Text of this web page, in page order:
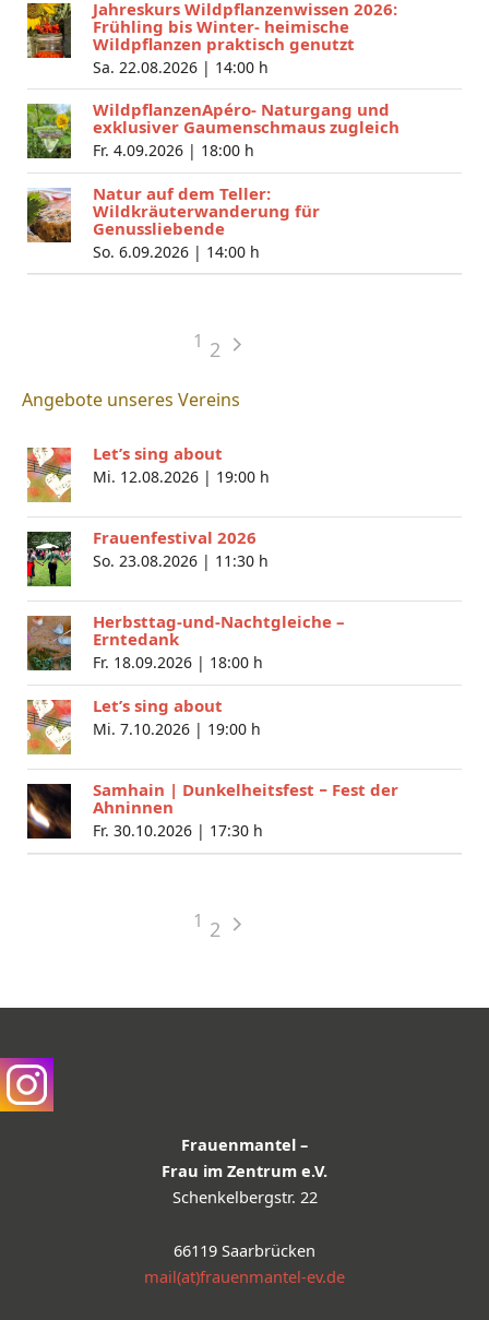
Jahreskurs Wildpflanzenwissen 2026:
Frühling bis Winter- heimische
Wildpflanzen praktisch genutzt
Sa. 22.08.2026 | 14:00 h
WildpflanzenApéro- Naturgang und
exklusiver Gaumenschmaus zugleich
Fr. 4.09.2026 | 18:00 h
Natur auf dem Teller:
Wildkräuterwanderung für
Genussliebende
So. 6.09.2026 | 14:00 h
1 2
Angebote unseres Vereins
Let’s sing about
Mi. 12.08.2026 | 19:00 h
Frauenfestival 2026
So. 23.08.2026 | 11:30 h
Herbsttag-und-Nachtgleiche –
Erntedank
Fr. 18.09.2026 | 18:00 h
Let’s sing about
Mi. 7.10.2026 | 19:00 h
Samhain | Dunkelheitsfest − Fest der
Ahninnen
Fr. 30.10.2026 | 17:30 h
1 2
Frauenmantel –
Frau im Zentrum e.V.
Schenkelbergstr. 22
66119 Saarbrücken
mail(at)frauenmantel-ev.de